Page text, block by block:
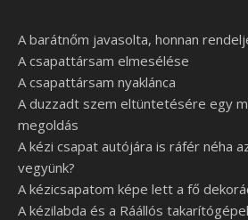
A barátnőm javasolta, honnan
A csapattársam elmesélése
A csapattársam nyaklánca
A duzzadt szem eltüntetésére egy
megoldás
A kézi csapat autójára is ráfér néha
vegyünk?
A kézicsapatom képe lett a fő
A kézilabda és a Ráállós